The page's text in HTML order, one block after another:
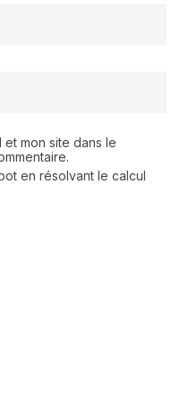
et mon site dans le
en résolvant le calcul